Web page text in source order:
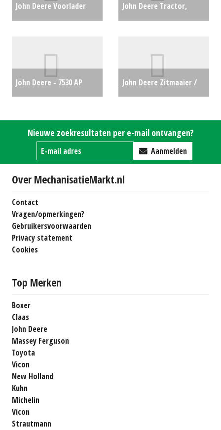
John Deere Voorlader
John Deere Tractor,
John Deere - 7530 AP
John Deere Zitmaaier /
#25133
€2975
Nieuwe zoekresultaten per e-mail ontvangen?
Aanmelden
Over MechanisatieMarkt.nl
Contact
Vragen/opmerkingen?
Gebruikersvoorwaarden
Privacy statement
Cookies
Top Merken
Boxer
Claas
John Deere
Massey Ferguson
Toyota
Vicon
New Holland
Kuhn
Michelin
Vicon
Strautmann